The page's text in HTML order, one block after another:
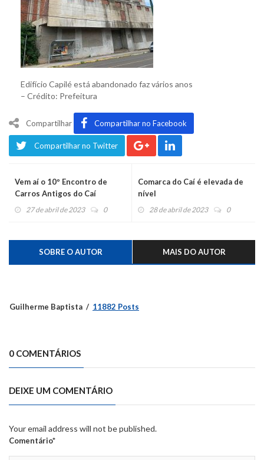
Edifício Capilé está abandonado faz vários anos
– Crédito: Prefeitura
Compartilhar Compartilhar no Facebook
Compartilhar no Twitter
Vem aí o 10º Encontro de
Carros Antigos do Caí
27 de abril de 2023 0
Comarca do Caí é elevada de
nível
28 de abril de 2023 0
SOBRE O AUTOR MAIS DO AUTOR
Guilherme Baptista 11882 Posts
0 COMENTÁRIOS
DEIXE UM COMENTÁRIO
Your email address will not be published.
Comentário*